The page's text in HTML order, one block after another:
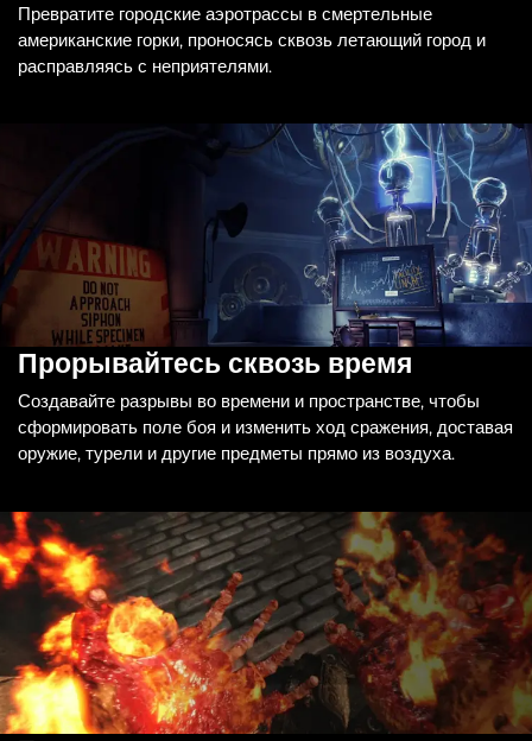
Превратите городские аэротрассы в смертельные
американские горки, проносясь сквозь летающий город и
расправляясь с неприятелями.
Прорывайтесь сквозь время
Создавайте разрывы во времени и пространстве, чтобы
сформировать поле боя и изменить ход сражения, доставая
оружие, турели и другие предметы прямо из воздуха.